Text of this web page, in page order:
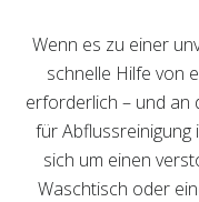
Wenn es zu einer
schnelle Hilfe von
erforderlich – und an
für Abflussreinigung
sich um einen
Waschtisch oder